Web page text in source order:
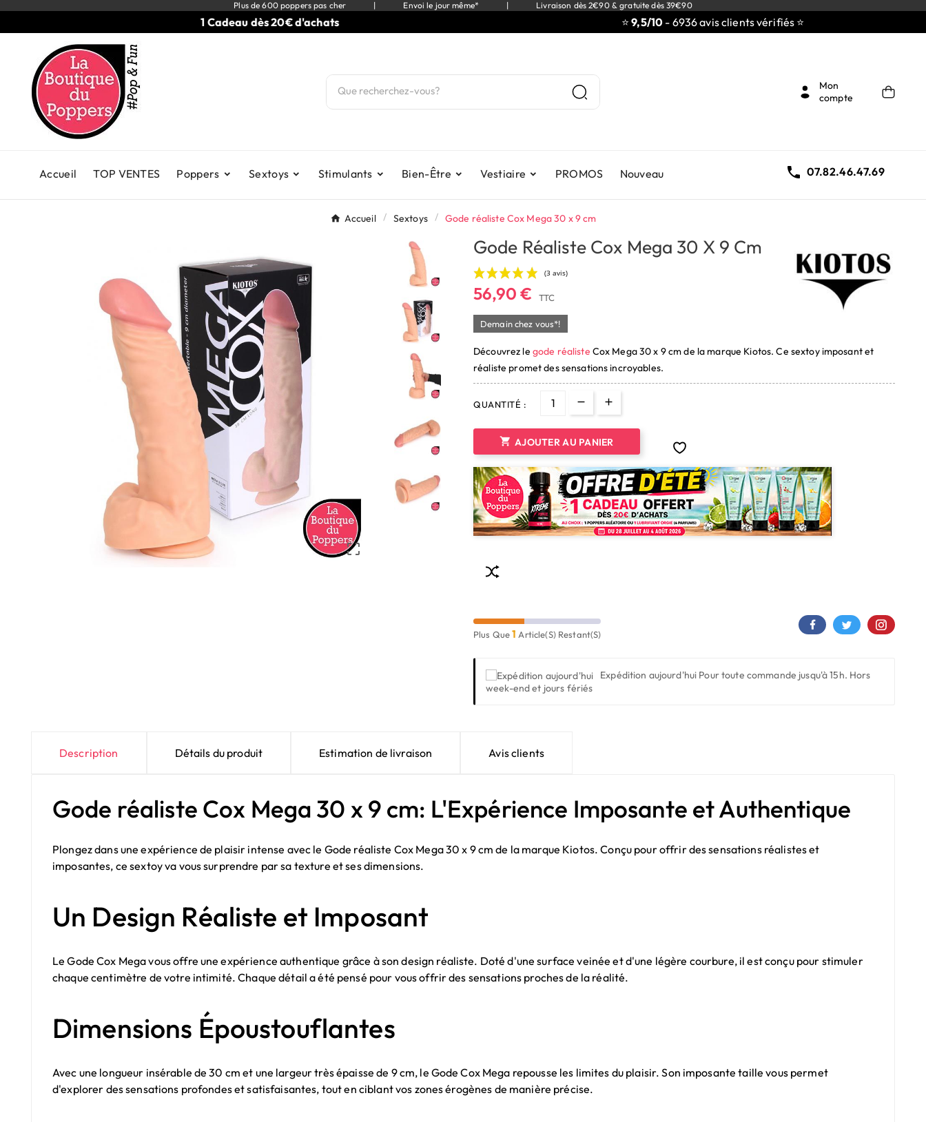
Plus de 600 poppers pas cher | Envoi le jour même* | Livraison dès 2€90 & gratuite dès 39€90
1 Cadeau dès 20€ d'achats 9,5/10- 6936 avis clients vérifiés ⭐
Mon
compte
Accueil TOP VENTES Poppers Sextoys Stimulants Bien-Être Vestiaire PROMOS Nouveau  07.82.46.47.69
Accueil Sextoys Gode réaliste Cox Mega 30 x 9 cm

Gode Réaliste Cox Mega 30 X 9 Cm
56,90 € TTC
Demain chez vous*!
Découvrez le gode réaliste Cox Mega 30 x 9 cm de la marque Kiotos. Ce sextoy imposant et
réaliste promet des sensations incroyables.
QUANTITÉ :
 AJOUTER AU PANIER
Plus Que1 Article(s) Restant(s)
Expédition aujourd'hui Pour toute commande jusqu'à 15h. Hors
week-end et jours fériés
Description Détails du produit Estimation de livraison Avis clients
Gode réaliste Cox Mega 30 x 9 cm: L'Expérience Imposante et Authentique
Plongez dans une expérience de plaisir intense avec le Gode réaliste Cox Mega 30 x 9 cm de la marque Kiotos. Conçu pour offrir des sensations réalistes et
imposantes, ce sextoy va vous surprendre par sa texture et ses dimensions.
Un Design Réaliste et Imposant
Le Gode Cox Mega vous offre une expérience authentique grâce à son design réaliste. Doté d'une surface veinée et d'une légère courbure, il est conçu pour stimuler
chaque centimètre de votre intimité. Chaque détail a été pensé pour vous offrir des sensations proches de la réalité.
Dimensions Époustouflantes
Avec une longueur insérable de 30 cm et une largeur très épaisse de 9 cm, le Gode Cox Mega repousse les limites du plaisir. Son imposante taille vous permet
d'explorer des sensations profondes et satisfaisantes, tout en ciblant vos zones érogènes de manière précise.